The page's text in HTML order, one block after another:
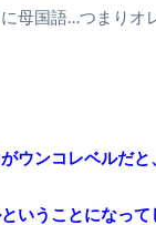
母国語…つまりオ
ウンコレベルだと、
いうことになって